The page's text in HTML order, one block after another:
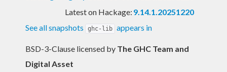
Latest on Hackage: 9.14.1.20251220
See all snapshots
ghc-lib appears in
BSD-3-Clause licensed by The GHC Team and
Digital Asset